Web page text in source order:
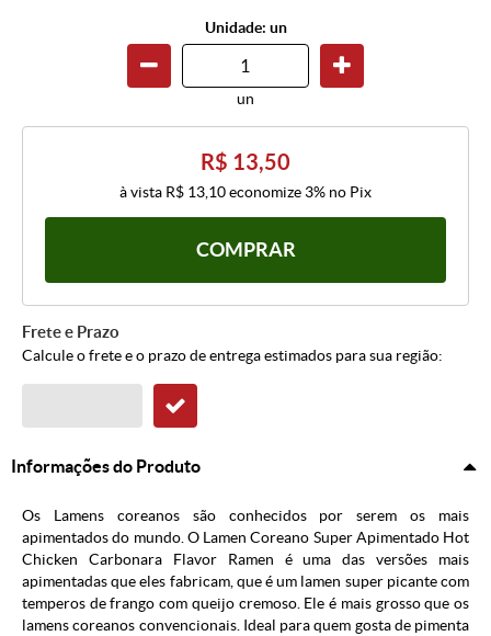
Unidade: un
un
R$ 13,50
à vista R$ 13,10economize 3% no Pix
COMPRAR
Frete e Prazo
Calcule o frete e o prazo de entrega estimados para sua região:
Informações do Produto
Os Lamens coreanos são conhecidos por serem os mais
apimentados do mundo. O Lamen Coreano Super Apimentado Hot
Chicken Carbonara Flavor Ramen é uma das versões mais
apimentadas que eles fabricam, que é um lamen super picante com
temperos de frango com queijo cremoso. Ele é mais grosso que os
lamens coreanos convencionais. Ideal para quem gosta de pimenta